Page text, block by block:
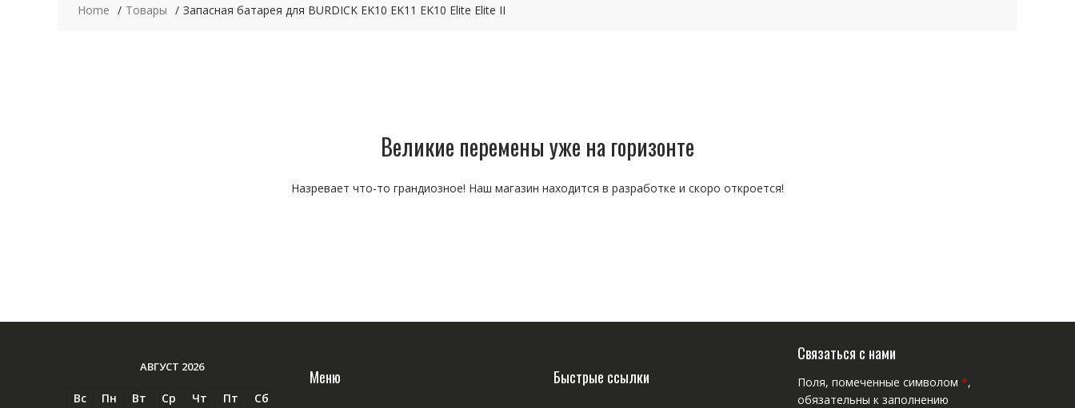
Home Товары Запасная батарея для BURDICK EK10 EK11 EK10 Elite Elite II
Великие перемены уже на горизонте
Назревает что-то грандиозное! Наш магазин находится в разработке и скоро откроется!
АВГУСТ 2026
Вс Пн Вт Ср Чт Пт
Сб
Меню Быстрые ссылки
Связаться с нами
Поля, помеченные символом *,
обязательны к заполнению